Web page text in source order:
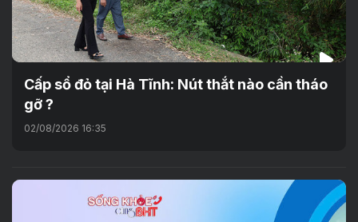
Cấp sổ đỏ tại Hà Tĩnh: Nút thắt nào cần tháo
gỡ ?
02/08/2026 16:35